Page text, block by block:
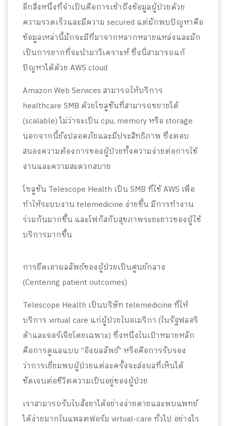
อีกสิ่งหนึ่งที่จำเป็นคือการเข้าถึงข้อมูลผู้ป่วยด้วย
ความรวดเร็วและมีความ secured แต่มักพบปัญหาคือ
ข้อมูลเหล่านี้มักจะมีที่มาจากหลากหลายแหล่งและมัก
เป็นการยากที่จะนำมาวิเคราะห์ ซึ่งนี่สามารถแก้
ปัญหาได้ด้วย AWS cloud
Amazon Web Services สามารถให้บริการ
healthcare SMB ด้วยโซลูชันที่สามารถขยายได้
(scalable) ไม่ว่าจะเป็น cpu, memory หรือ storage
นอกจากนี้ยังปลอดภัยและมีประสิทธิภาพ ซึ่งตอบ
สนองความต้องการของผู้ป่วยทั้งความง่ายต่อการใช้
งานและความสะดวกสบาย
โซลูชัน Telescope Health เป็น SMB ที่ใช้ AWS เพื่อ
ทำให้ระบบงาน telemedicine ง่ายขึ้น มีการทำงาน
ร่วมกันมากขึ้น และโฟกัสกับสุขภาพระยะยาวของผู้ใช้
บริการมากขึ้น
การยึดเอาผลลัพธ์ของผู้ป่วยเป็นศูนย์กลาง
(Centering patient outcomes)
Telescope Health เป็นบริษัท telemedicine ที่ให้
บริการ virtual care แก่ผู้ป่วยในอเมริกา (ในรัฐฟลอริ
ด้าและจอร์เจียโดยเฉพาะ) ซึ่งหนึ่งในเป้าหมายหลัก
คือการดูแลแบบ “อิงผลลัพธ์” หรือคือการรับรอง
ว่าการเยี่ยมพบผู้ป่วยแต่ละครั้งจะส่งผลที่เห็นได้
ชัดเจนต่อชีวิตความเป็นอยู่ของผู้ป่วย
เราสามารถรับใบสั่งยาได้อย่างง่ายดายและพบแพทย์
ได้ง่ายมากในแพลตฟอร์ม virtual-care ทั่วไป อย่างไร